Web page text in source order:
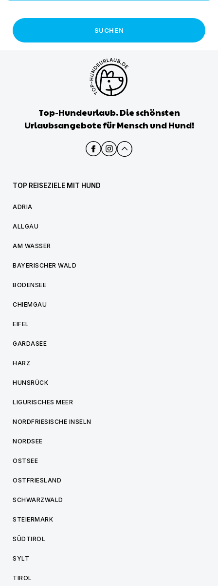
SUCHEN
Top-Hundeurlaub. Die schönsten
Urlaubsangebote für Mensch und Hund!
TOP REISEZIELE MIT HUND
ADRIA
ALLGÄU
AM WASSER
BAYERISCHER WALD
BODENSEE
CHIEMGAU
EIFEL
GARDASEE
HARZ
HUNSRÜCK
LIGURISCHES MEER
NORDFRIESISCHE INSELN
NORDSEE
OSTSEE
OSTFRIESLAND
SCHWARZWALD
STEIERMARK
SÜDTIROL
SYLT
TIROL